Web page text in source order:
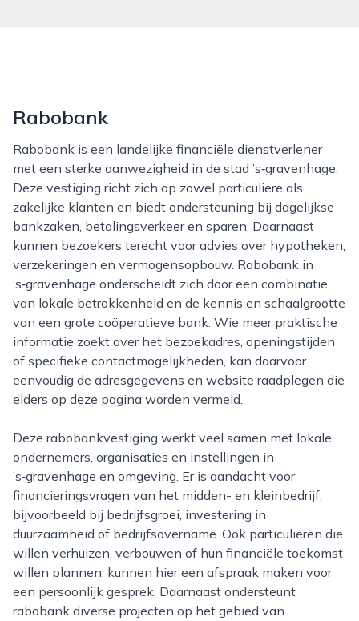
Rabobank
Rabobank is een landelijke financiële dienstverlener
met een sterke aanwezigheid in de stad ’s‑gravenhage.
Deze vestiging richt zich op zowel particuliere als
zakelijke klanten en biedt ondersteuning bij dagelijkse
bankzaken, betalingsverkeer en sparen. Daarnaast
kunnen bezoekers terecht voor advies over hypotheken,
verzekeringen en vermogensopbouw. Rabobank in
’s‑gravenhage onderscheidt zich door een combinatie
van lokale betrokkenheid en de kennis en schaalgrootte
van een grote coöperatieve bank. Wie meer praktische
informatie zoekt over het bezoekadres, openingstijden
of specifieke contactmogelijkheden, kan daarvoor
eenvoudig de adresgegevens en website raadplegen die
elders op deze pagina worden vermeld.
Deze rabobankvestiging werkt veel samen met lokale
ondernemers, organisaties en instellingen in
’s‑gravenhage en omgeving. Er is aandacht voor
financieringsvragen van het midden- en kleinbedrijf,
bijvoorbeeld bij bedrijfsgroei, investering in
duurzaamheid of bedrijfsovername. Ook particulieren die
willen verhuizen, verbouwen of hun financiële toekomst
willen plannen, kunnen hier een afspraak maken voor
een persoonlijk gesprek. Daarnaast ondersteunt
rabobank diverse projecten op het gebied van